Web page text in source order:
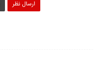
ارسال نظر